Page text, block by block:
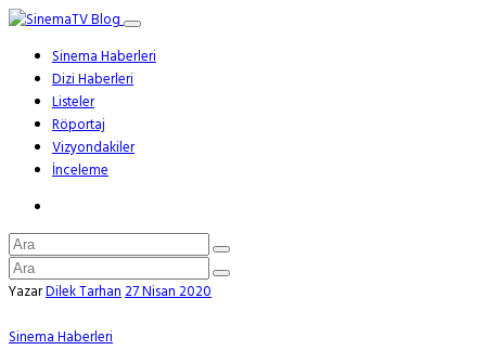
Sinema Haberleri
Dizi Haberleri
Listeler
Röportaj
Vizyondakiler
İnceleme
YazarDilek Tarhan27 Nisan 2020
Sinema Haberleri